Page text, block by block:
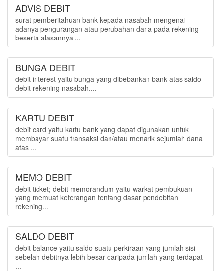
ADVIS DEBIT
surat pemberitahuan bank kepada nasabah mengenai
adanya pengurangan atau perubahan dana pada rekening
beserta alasannya....
BUNGA DEBIT
debit interest yaitu bunga yang dibebankan bank atas saldo
debit rekening nasabah....
KARTU DEBIT
debit card yaitu kartu bank yang dapat digunakan untuk
membayar suatu transaksi dan/atau menarik sejumlah dana
atas ...
MEMO DEBIT
debit ticket; debit memorandum yaitu warkat pembukuan
yang memuat keterangan tentang dasar pendebitan
rekening...
SALDO DEBIT
debit balance yaitu saldo suatu perkiraan yang jumlah sisi
sebelah debitnya lebih besar daripada jumlah yang terdapat
...